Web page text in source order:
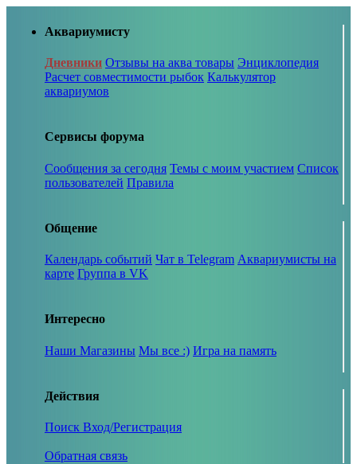
Аквариумисту
Дневники Отзывы на аква товары Энциклопедия
Расчет совместимости рыбок Калькулятор
аквариумов
Сервисы форума
Сообщения за сегодня Темы с моим участием Список
пользователей Правила
Общение
Календарь событий Чат в Telegram Аквариумисты на
карте Группа в VK
Интересно
Наши Магазины Мы все :) Игра на память
Действия
Поиск Вход/Регистрация
Обратная связь